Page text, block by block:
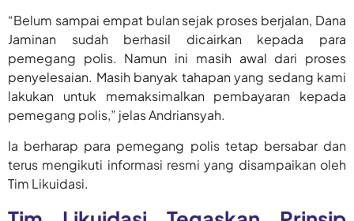
“Belum sampai empat bulan sejak proses berjalan, Dana
Jaminan sudah berhasil dicairkan kepada para
pemegang polis. Namun ini masih awal dari proses
penyelesaian. Masih banyak tahapan yang sedang kami
lakukan untuk memaksimalkan pembayaran kepada
pemegang polis,” jelas Andriansyah.
Ia berharap para pemegang polis tetap bersabar dan
terus mengikuti informasi resmi yang disampaikan oleh
Tim Likuidasi.